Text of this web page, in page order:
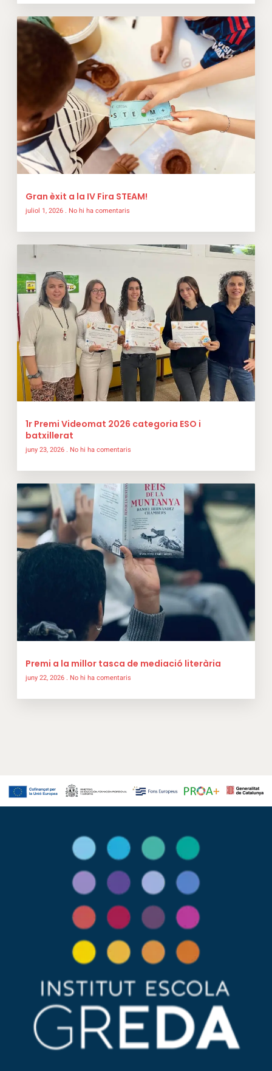
Gran èxit a la IV Fira STEAM!
juliol 1, 2026 No hi ha comentaris
1r Premi Videomat 2026 categoria ESO i
batxillerat
juny 23, 2026 No hi ha comentaris
Premi a la millor tasca de mediació literària
juny 22, 2026 No hi ha comentaris